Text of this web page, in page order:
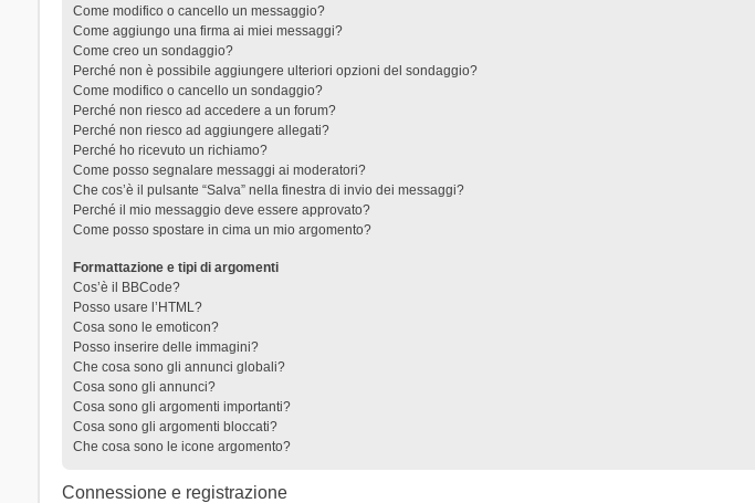
Come modifico o cancello un messaggio?
Come aggiungo una firma ai miei messaggi?
Come creo un sondaggio?
Perché non è possibile aggiungere ulteriori opzioni del sondaggio?
Come modifico o cancello un sondaggio?
Perché non riesco ad accedere a un forum?
Perché non riesco ad aggiungere allegati?
Perché ho ricevuto un richiamo?
Come posso segnalare messaggi ai moderatori?
Che cos’è il pulsante “Salva” nella finestra di invio dei messaggi?
Perché il mio messaggio deve essere approvato?
Come posso spostare in cima un mio argomento?
Formattazione e tipi di argomenti
Cos’è il BBCode?
Posso usare l’HTML?
Cosa sono le emoticon?
Posso inserire delle immagini?
Che cosa sono gli annunci globali?
Cosa sono gli annunci?
Cosa sono gli argomenti importanti?
Cosa sono gli argomenti bloccati?
Che cosa sono le icone argomento?
Connessione e registrazione